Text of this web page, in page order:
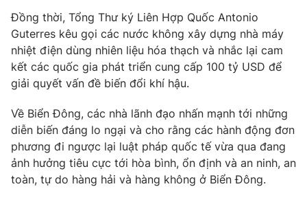
Câu chuyện quốc tế
Thị trường
Góc doanh nghiệp
Dữ liệu và đời sống
Truyền hình
Phim VTV
Hậu trường
Nhân vật
Khán giả
Giải trí
Điện ảnh
Âm nhạc
Sao
Đời sống
Du lịch
Làm đẹp
Giáo dục
Đồng thời, Tổng Thư ký Liên Hợp Quốc Antonio
Guterres kêu gọi các nước không xây dựng nhà máy
nhiệt điện dùng nhiên liệu hóa thạch và nhắc lại cam
kết các quốc gia phát triển cung cấp 100 tỷ USD để
giải quyết vấn đề biến đổi khí hậu.
Về Biển Đông, các nhà lãnh đạo nhấn mạnh tới những
diễn biến đáng lo ngại và cho rằng các hành động đơn
phương đi ngược lại luật pháp quốc tế vừa qua đang
ảnh hưởng tiêu cực tới hòa bình, ổn định và an ninh, an
toàn, tự do hàng hải và hàng không ở Biển Đông.